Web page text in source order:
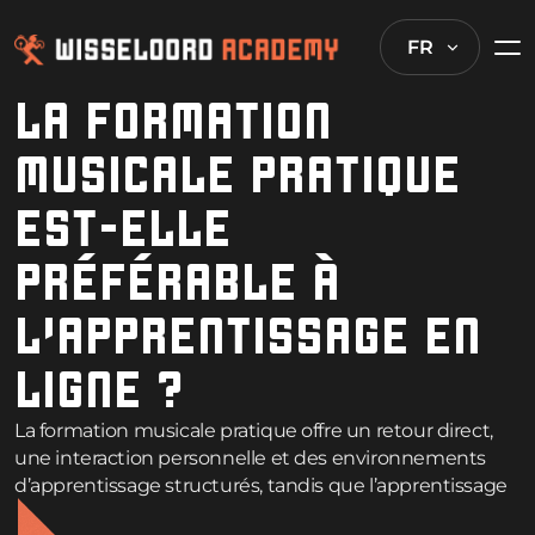
FR
LA FORMATION
MUSICALE PRATIQUE
EST-ELLE
PRÉFÉRABLE À
L’APPRENTISSAGE EN
LIGNE ?
La formation musicale pratique offre un retour direct,
une interaction personnelle et des environnements
d’apprentissage structurés, tandis que l’apprentissage
en ligne offre de la flexibilité, un rapport coût-efficacité